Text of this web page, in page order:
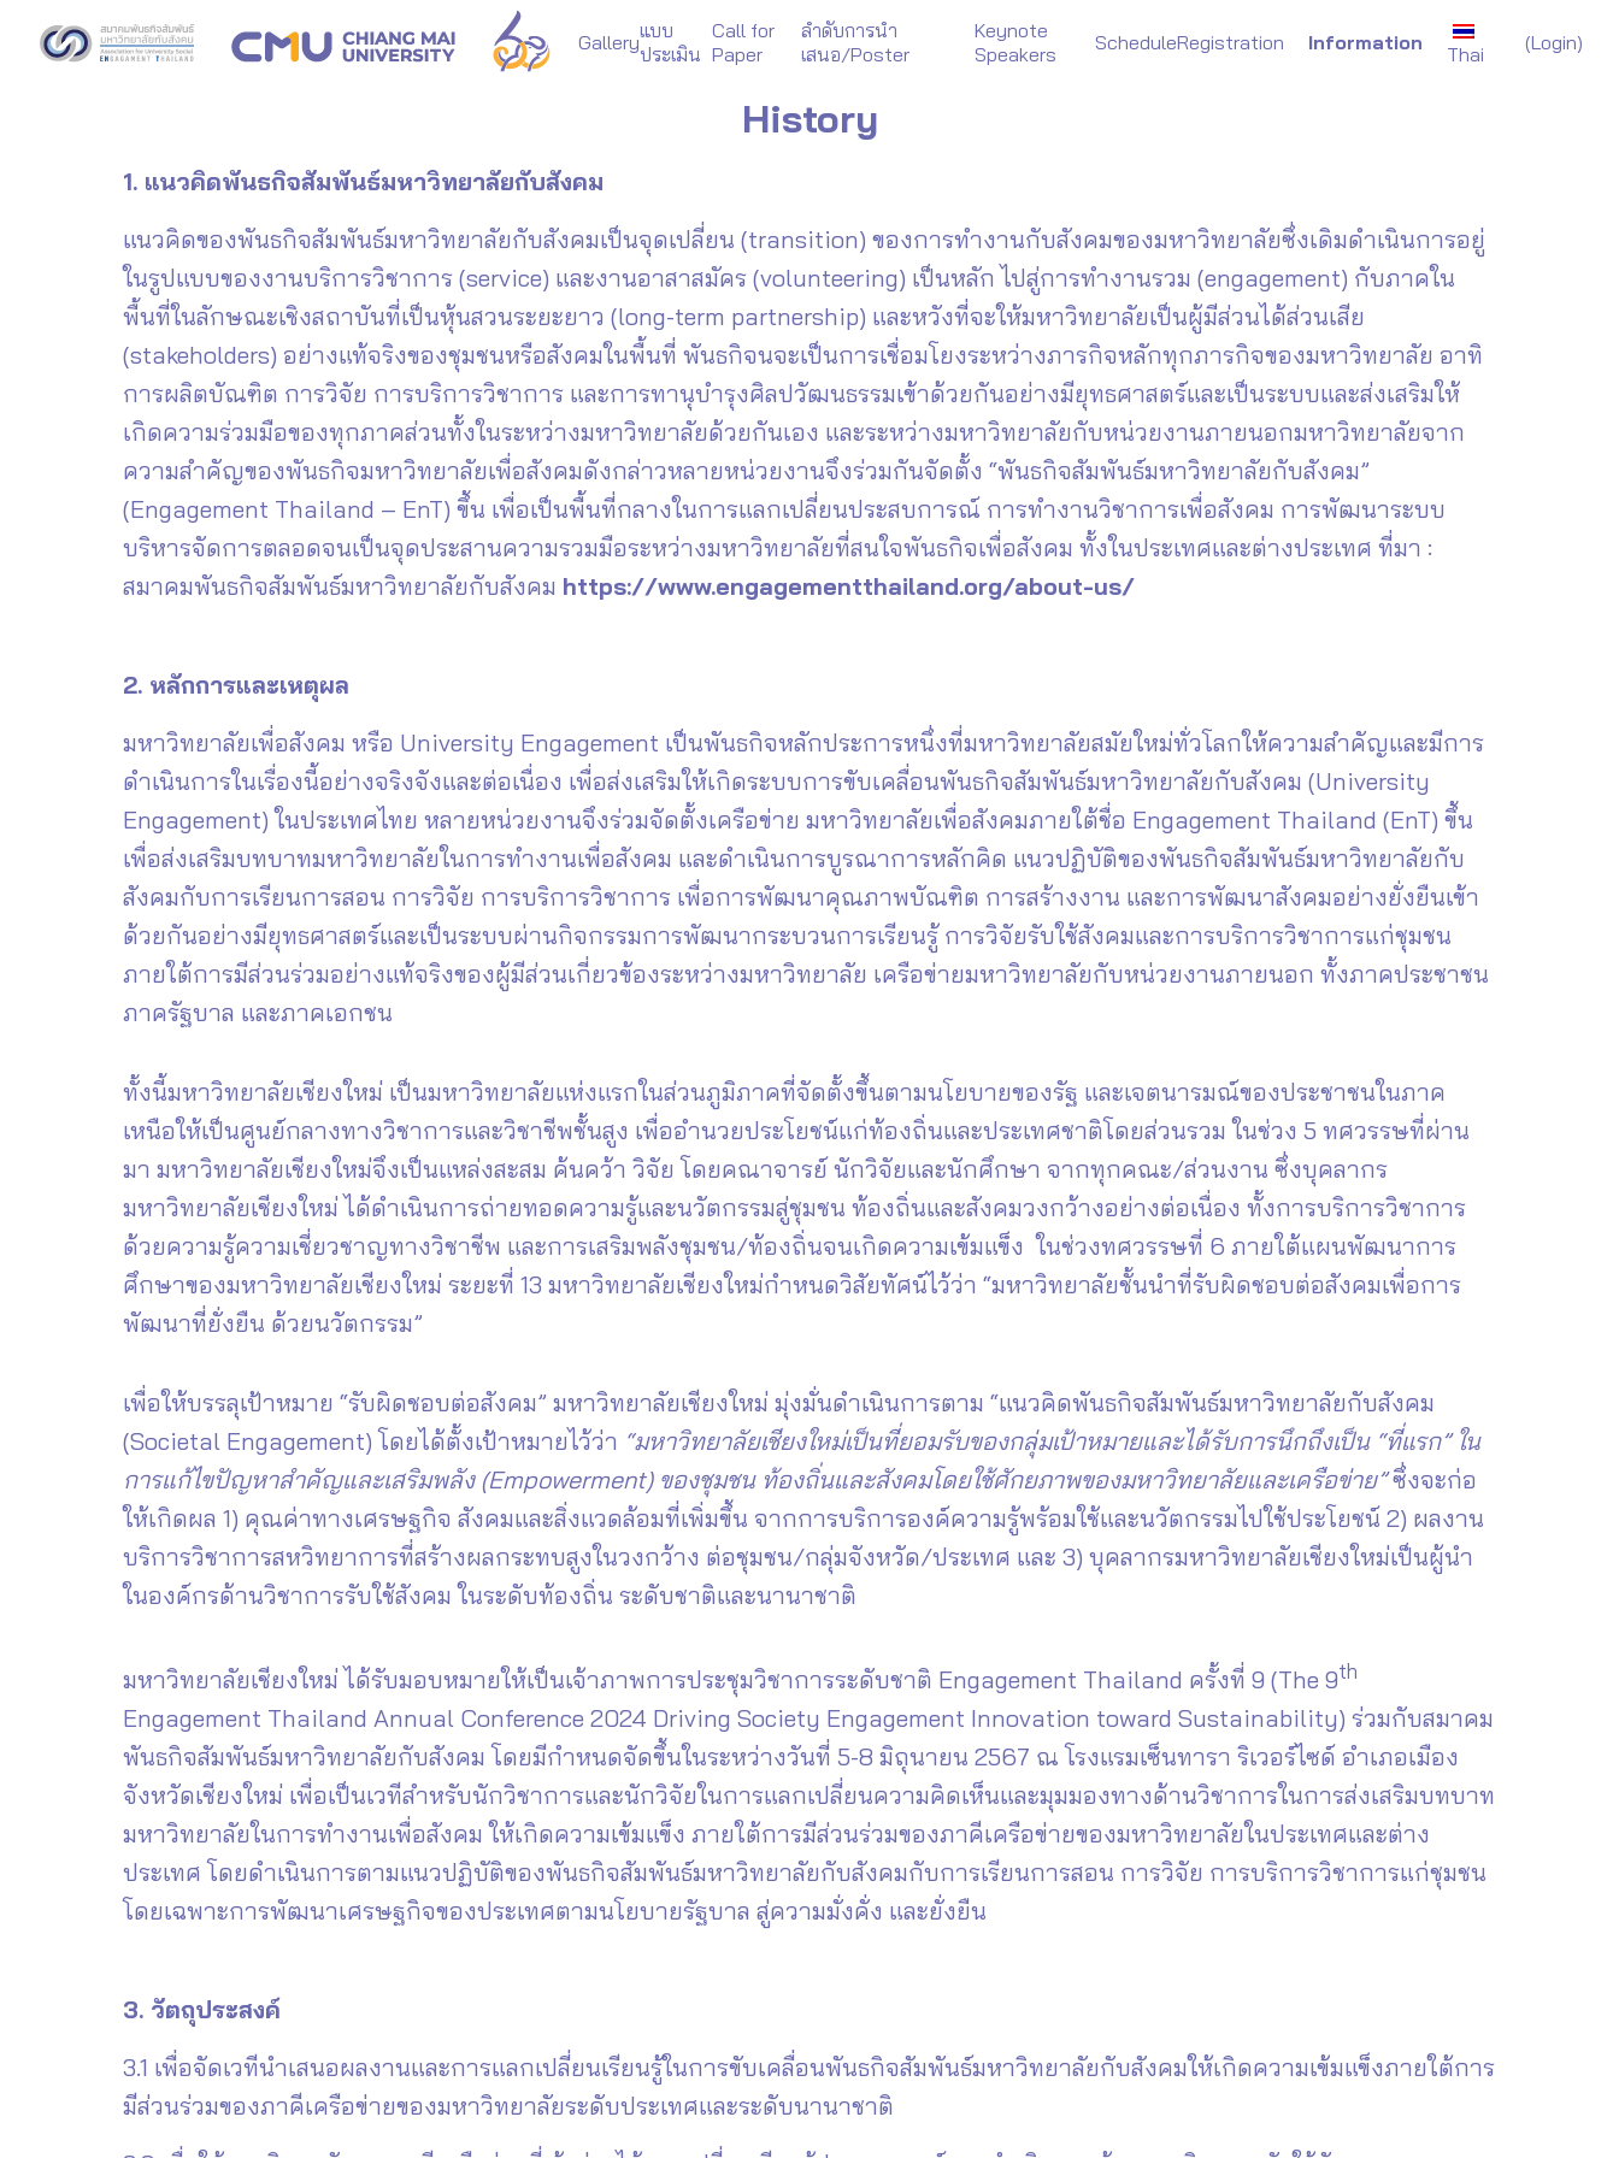
Galleryแบบ
ประเมิน
Call for
Paper
ลำดับการนำ
เสนอ/Poster
Keynote
Speakers
ScheduleRegistration Information Thai
(Login)
History
1. แนวคิดพันธกิจสัมพันธ์มหาวิทยาลัยกับสังคม
แนวคิดของพันธกิจสัมพันธ์มหาวิทยาลัยกับสังคมเป็นจุดเปลี่ยน (transition) ของการทำงานกับสังคมของมหาวิทยาลัยซึ่งเดิมดำเนินการอยู่
ในรูปแบบของงานบริการวิชาการ (service) และงานอาสาสมัคร (volunteering) เป็นหลัก ไปสู่การทำงานรวม (engagement) กับภาคใน
พื้นที่ในลักษณะเชิงสถาบันที่เป็นหุ้นสวนระยะยาว (long-term partnership) และหวังที่จะให้มหาวิทยาลัยเป็นผู้มีส่วนได้ส่วนเสีย
(stakeholders) อย่างแท้จริงของชุมชนหรือสังคมในพื้นที่ พันธกิจนจะเป็นการเชื่อมโยงระหว่างภารกิจหลักทุกภารกิจของมหาวิทยาลัย อาทิ
การผลิตบัณฑิต การวิจัย การบริการวิชาการ และการทานุบำรุงศิลปวัฒนธรรมเข้าด้วยกันอย่างมียุทธศาสตร์และเป็นระบบและส่งเสริมให้
เกิดความร่วมมือของทุกภาคส่วนทั้งในระหว่างมหาวิทยาลัยด้วยกันเอง และระหว่างมหาวิทยาลัยกับหน่วยงานภายนอกมหาวิทยาลัยจาก
ความสำคัญของพันธกิจมหาวิทยาลัยเพื่อสังคมดังกล่าวหลายหน่วยงานจึงร่วมกันจัดตั้ง “พันธกิจสัมพันธ์มหาวิทยาลัยกับสังคม”
(Engagement Thailand – EnT) ขึ้น เพื่อเป็นพื้นที่กลางในการแลกเปลี่ยนประสบการณ์ การทำงานวิชาการเพื่อสังคม การพัฒนาระบบ
บริหารจัดการตลอดจนเป็นจุดประสานความรวมมือระหว่างมหาวิทยาลัยที่สนใจพันธกิจเพื่อสังคม ทั้งในประเทศและต่างประเทศ ที่มา :
สมาคมพันธกิจสัมพันธ์มหาวิทยาลัยกับสังคม https://www.engagementthailand.org/about-us/
2. หลักการและเหตุผล
มหาวิทยาลัยเพื่อสังคม หรือ University Engagement เป็นพันธกิจหลักประการหนึ่งที่มหาวิทยาลัยสมัยใหม่ทั่วโลกให้ความสำคัญและมีการ
ดำเนินการในเรื่องนี้อย่างจริงจังและต่อเนื่อง เพื่อส่งเสริมให้เกิดระบบการขับเคลื่อนพันธกิจสัมพันธ์มหาวิทยาลัยกับสังคม (University
Engagement) ในประเทศไทย หลายหน่วยงานจึงร่วมจัดตั้งเครือข่าย มหาวิทยาลัยเพื่อสังคมภายใต้ชื่อ Engagement Thailand (EnT) ขึ้น
เพื่อส่งเสริมบทบาทมหาวิทยาลัยในการทำงานเพื่อสังคม และดำเนินการบูรณาการหลักคิด แนวปฏิบัติของพันธกิจสัมพันธ์มหาวิทยาลัยกับ
สังคมกับการเรียนการสอน การวิจัย การบริการวิชาการ เพื่อการพัฒนาคุณภาพบัณฑิต การสร้างงาน และการพัฒนาสังคมอย่างยั่งยืนเข้า
ด้วยกันอย่างมียุทธศาสตร์และเป็นระบบผ่านกิจกรรมการพัฒนากระบวนการเรียนรู้ การวิจัยรับใช้สังคมและการบริการวิชาการแก่ชุมชน
ภายใต้การมีส่วนร่วมอย่างแท้จริงของผู้มีส่วนเกี่ยวข้องระหว่างมหาวิทยาลัย เครือข่ายมหาวิทยาลัยกับหน่วยงานภายนอก ทั้งภาคประชาชน
ภาครัฐบาล และภาคเอกชน
ทั้งนี้มหาวิทยาลัยเชียงใหม่ เป็นมหาวิทยาลัยแห่งแรกในส่วนภูมิภาคที่จัดตั้งขึ้นตามนโยบายของรัฐ และเจตนารมณ์ของประชาชนในภาค
เหนือให้เป็นศูนย์กลางทางวิชาการและวิชาชีพชั้นสูง เพื่ออำนวยประโยชน์แก่ท้องถิ่นและประเทศชาติโดยส่วนรวม ในช่วง 5 ทศวรรษที่ผ่าน
มา มหาวิทยาลัยเชียงใหม่จึงเป็นแหล่งสะสม ค้นคว้า วิจัย โดยคณาจารย์ นักวิจัยและนักศึกษา จากทุกคณะ/ส่วนงาน ซึ่งบุคลากร
มหาวิทยาลัยเชียงใหม่ ได้ดำเนินการถ่ายทอดความรู้และนวัตกรรมสู่ชุมชน ท้องถิ่นและสังคมวงกว้างอย่างต่อเนื่อง ทั้งการบริการวิชาการ
ด้วยความรู้ความเชี่ยวชาญทางวิชาชีพ และการเสริมพลังชุมชน/ท้องถิ่นจนเกิดความเข้มแข็ง ในช่วงทศวรรษที่ 6 ภายใต้แผนพัฒนาการ
ศึกษาของมหาวิทยาลัยเชียงใหม่ ระยะที่ 13 มหาวิทยาลัยเชียงใหม่กำหนดวิสัยทัศน์ไว้ว่า “มหาวิทยาลัยชั้นนำที่รับผิดชอบต่อสังคมเพื่อการ
พัฒนาที่ยั่งยืน ด้วยนวัตกรรม”
เพื่อให้บรรลุเป้าหมาย “รับผิดชอบต่อสังคม” มหาวิทยาลัยเชียงใหม่ มุ่งมั่นดำเนินการตาม “แนวคิดพันธกิจสัมพันธ์มหาวิทยาลัยกับสังคม
(Societal Engagement) โดยได้ตั้งเป้าหมายไว้ว่า “มหาวิทยาลัยเชียงใหม่เป็นที่ยอมรับของกลุ่มเป้าหมายและได้รับการนึกถึงเป็น “ที่แรก” ใน
การแก้ไขปัญหาสำคัญและเสริมพลัง (Empowerment) ของชุมชน ท้องถิ่นและสังคมโดยใช้ศักยภาพของมหาวิทยาลัยและเครือข่าย”ซึ่งจะก่อ
ให้เกิดผล 1) คุณค่าทางเศรษฐกิจ สังคมและสิ่งแวดล้อมที่เพิ่มขึ้น จากการบริการองค์ความรู้พร้อมใช้และนวัตกรรมไปใช้ประโยชน์ 2) ผลงาน
บริการวิชาการสหวิทยาการที่สร้างผลกระทบสูงในวงกว้าง ต่อชุมชน/กลุ่มจังหวัด/ประเทศ และ 3) บุคลากรมหาวิทยาลัยเชียงใหม่เป็นผู้นำ
ในองค์กรด้านวิชาการรับใช้สังคม ในระดับท้องถิ่น ระดับชาติและนานาชาติ
มหาวิทยาลัยเชียงใหม่ ได้รับมอบหมายให้เป็นเจ้าภาพการประชุมวิชาการระดับชาติ Engagement Thailand ครั้งที่ 9 (The 9th
Engagement Thailand Annual Conference 2024 Driving Society Engagement Innovation toward Sustainability) ร่วมกับสมาคม
พันธกิจสัมพันธ์มหาวิทยาลัยกับสังคม โดยมีกำหนดจัดขึ้นในระหว่างวันที่ 5-8 มิถุนายน 2567 ณ โรงแรมเซ็นทารา ริเวอร์ไซด์ อำเภอเมือง
จังหวัดเชียงใหม่ เพื่อเป็นเวทีสำหรับนักวิชาการและนักวิจัยในการแลกเปลี่ยนความคิดเห็นและมุมมองทางด้านวิชาการในการส่งเสริมบทบาท
มหาวิทยาลัยในการทำงานเพื่อสังคม ให้เกิดความเข้มแข็ง ภายใต้การมีส่วนร่วมของภาคีเครือข่ายของมหาวิทยาลัยในประเทศและต่าง
ประเทศ โดยดำเนินการตามแนวปฏิบัติของพันธกิจสัมพันธ์มหาวิทยาลัยกับสังคมกับการเรียนการสอน การวิจัย การบริการวิชาการแก่ชุมชน
โดยเฉพาะการพัฒนาเศรษฐกิจของประเทศตามนโยบายรัฐบาล สู่ความมั่งคั่ง และยั่งยืน
3. วัตถุประสงค์
3.1 เพื่อจัดเวทีนำเสนอผลงานและการแลกเปลี่ยนเรียนรู้ในการขับเคลื่อนพันธกิจสัมพันธ์มหาวิทยาลัยกับสังคมให้เกิดความเข้มแข็งภายใต้การ
มีส่วนร่วมของภาคีเครือข่ายของมหาวิทยาลัยระดับประเทศและระดับนานาชาติ